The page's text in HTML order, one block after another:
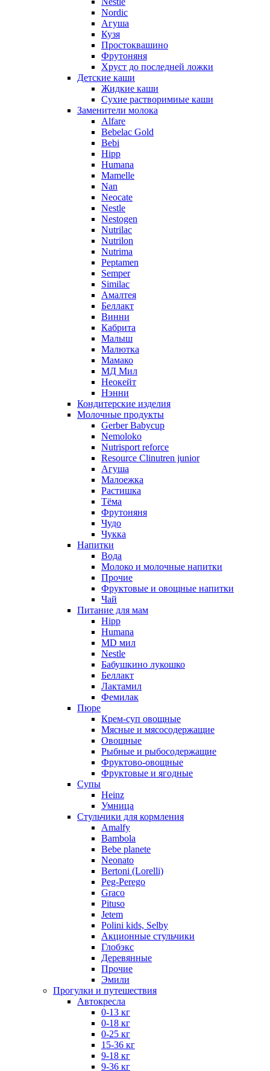
Nordic
Агуша
Кузя
Простоквашино
Фрутоняня
Хруст до последней ложки
Детские каши
Жидкие каши
Сухие растворимиые каши
Заменители молока
Alfare
Bebelac Gold
Bebi
Hipp
Humana
Mamelle
Nan
Neocate
Nestle
Nestogen
Nutrilac
Nutrilon
Nutrima
Peptamen
Semper
Similac
Амалтея
Беллакт
Винни
Кабрита
Малыш
Малютка
Мамако
МД Мил
Неокейт
Нэнни
Кондитерские изделия
Молочные продукты
Gerber Babycup
Nemoloko
Nutrisport reforce
Resource Clinutren junior
Агуша
Малоежка
Растишка
Тёма
Фрутоняня
Чудо
Чукка
Напитки
Вода
Молоко и молочные напитки
Прочие
Фруктовые и овощные напитки
Чай
Питание для мам
Hipp
Humana
MD мил
Nestle
Бабушкино лукошко
Беллакт
Лактамил
Фемилак
Пюре
Крем-суп овощные
Мясные и мясосодержащие
Овощные
Рыбные и рыбосодержащие
Фруктово-овощные
Фруктовые и ягодные
Супы
Heinz
Умница
Стульчики для кормления
Amalfy
Bambola
Bebe planete
Neonato
Bertoni (Lorelli)
Peg-Perego
Graco
Pituso
Jetem
Polini kids, Selby
Акционные стульчики
Глобэкс
Деревянные
Прочие
Эмили
Прогулки и путешествия
Автокресла
0-13 кг
0-18 кг
0-25 кг
15-36 кг
9-18 кг
9-36 кг